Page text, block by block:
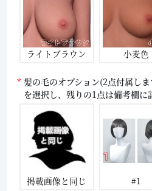
ライトブラウン 小麦色
髪の毛のオプション(2点付属し
を選択し、残りの1点は備考欄に
掲載画像と同じ #1